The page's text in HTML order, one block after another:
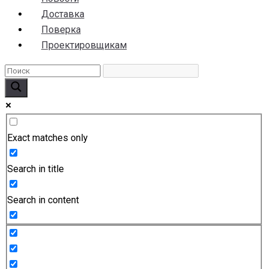
Доставка
Поверка
Проектировщикам
Exact matches only
Search in title
Search in content